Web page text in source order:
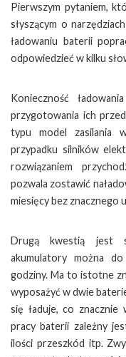
Pierwszym pytaniem,
słyszącym o
ładowaniu baterii
odpowiedzieć w kilku
Konieczność
przygotowania ich
typu model zasilania
przypadku silników
rozwiązaniem
pozwala zostawić
miesięcy bez znacznego
Drugą kwestią jest
akumulatory można
godziny. Ma to istotne
wyposażyć w dwie
się ładuje, co znacznie
pracy baterii zależny
ilości przeszkód itp.